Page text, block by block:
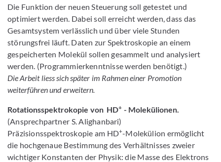
Die Funktion der neuen Steuerung soll getestet und
optimiert werden. Dabei soll erreicht werden, dass das
Gesamtsystem verlässlich und über viele Stunden
störungsfrei läuft. Daten zur Spektroskopie an einem
gespeicherten Molekül sollen gesammelt und analysiert
werden. (Programmierkenntnisse werden benötigt.)
Die Arbeit liess sich später im Rahmen einer Promotion
weiterführen und erweitern.
Rotationsspektrokopie von HD+ - Molekülionen.
(Ansprechpartner S. Alighanbari)
Präzisionsspektroskopie am HD+-Molekülion ermöglicht
die hochgenaue Bestimmung des Verhältnisses zweier
wichtiger Konstanten der Physik: die Masse des Elektrons